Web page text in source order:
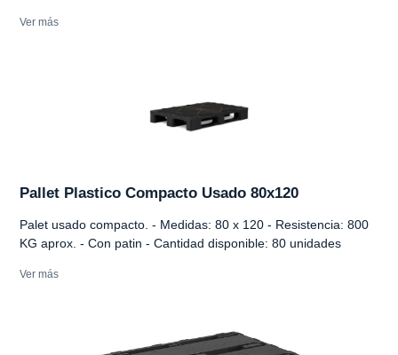
Ver más
Pallet Plastico Compacto Usado 80x120
Palet usado compacto. - Medidas: 80 x 120 - Resistencia: 800
KG aprox. - Con patin - Cantidad disponible: 80 unidades
Ver más